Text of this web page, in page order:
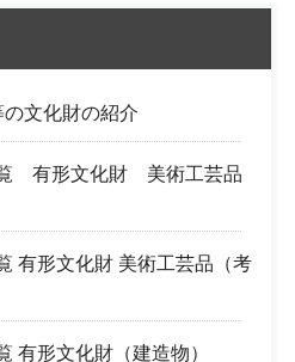
文化財の紹介
有形文化財 美術工芸品
有形文化財 美術工芸品（考
有形文化財（建造物）